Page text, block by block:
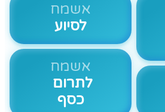
אשמח
לסיוע
אשמח
לתרום
כסף